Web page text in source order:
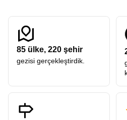
85 ülke, 220 şehir
gezisi gerçekleştirdik.